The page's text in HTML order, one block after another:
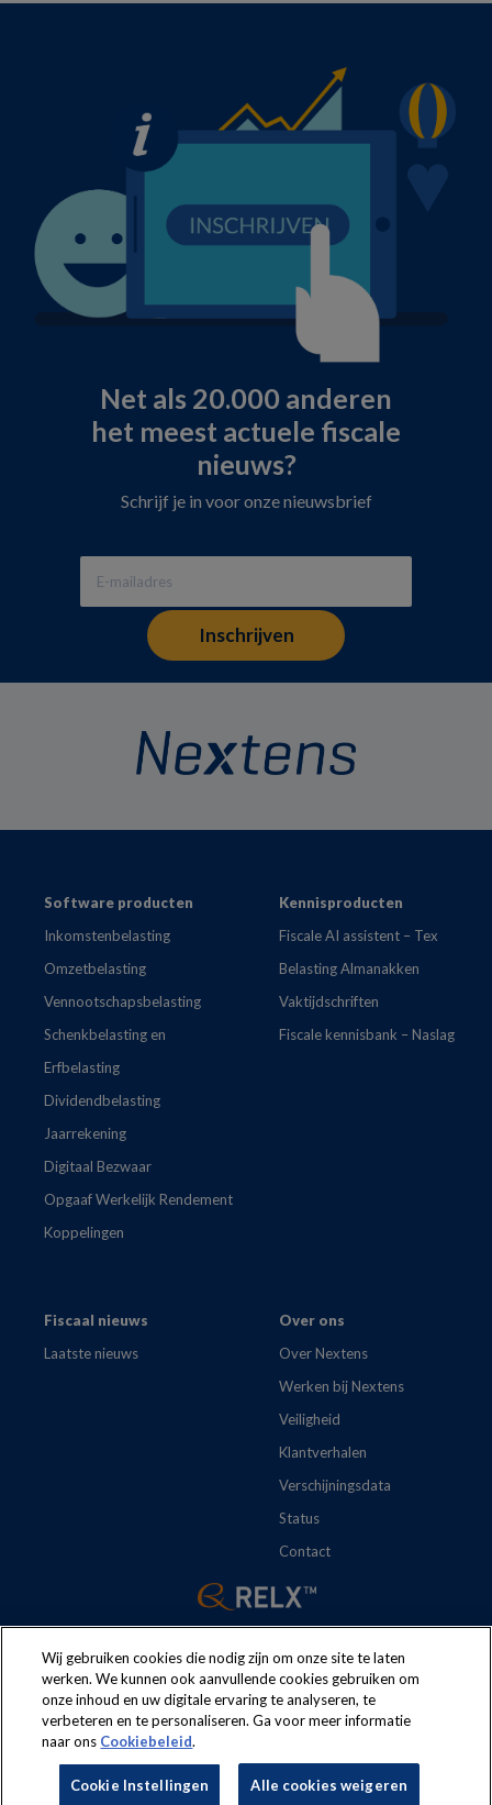
Net als 20.000 anderen
het meest actuele fiscale
nieuws?
Schrijf je in voor onze nieuwsbrief
FooterSoftware producten
Inkomstenbelasting
Omzetbelasting
Vennootschapsbelasting
Schenkbelasting en
Erfbelasting
Dividendbelasting
Jaarrekening
Digitaal Bezwaar
Opgaaf Werkelijk Rendement
Koppelingen
Kennisproducten
Fiscale AI assistent – Tex
Belasting Almanakken
Vaktijdschriften
Fiscale kennisbank – Naslag
Fiscaal nieuws
Laatste nieuws
Over ons
Over Nextens
Werken bij Nextens
Veiligheid
Klantverhalen
Verschijningsdata
Status
Contact
The following regulations apply to the use of this website:
and conditions
Security
Cookie Instellingen
Wij gebruiken cookies die nodig zijn om onze site te laten
werken. We kunnen ook aanvullende cookies gebruiken om
onze inhoud en uw digitale ervaring te analyseren, te
verbeteren en te personaliseren. Ga voor meer informatie
naar ons Cookiebeleid.
Cookie Instellingen Alle cookies weigeren